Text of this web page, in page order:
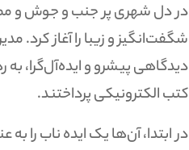
در دل شهری پر جنب و جوش و
شگفت‌انگیز و زیبا را آغاز کرد.
دیدگاهی پیشرو و ایده‌آل‌گرا، به
کتب الکترونیکی پرداختند.
در ابتدا، آن‌ها یک ایده ناب را